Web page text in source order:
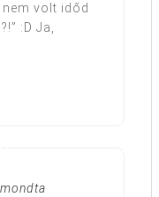
volt időd
:D Ja,
mondta